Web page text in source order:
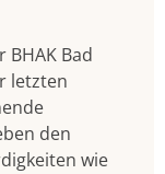
BHAK Bad
letzten
den
wie